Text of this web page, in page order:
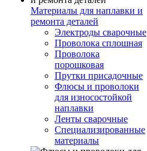
Материалы для наплавки и
ремонта деталей
Электроды сварочные
Проволока сплошная
Проволока
порошковая
Прутки присадочные
Флюсы и проволоки
для износостойкой
наплавки
Ленты сварочные
Специализированные
материалы